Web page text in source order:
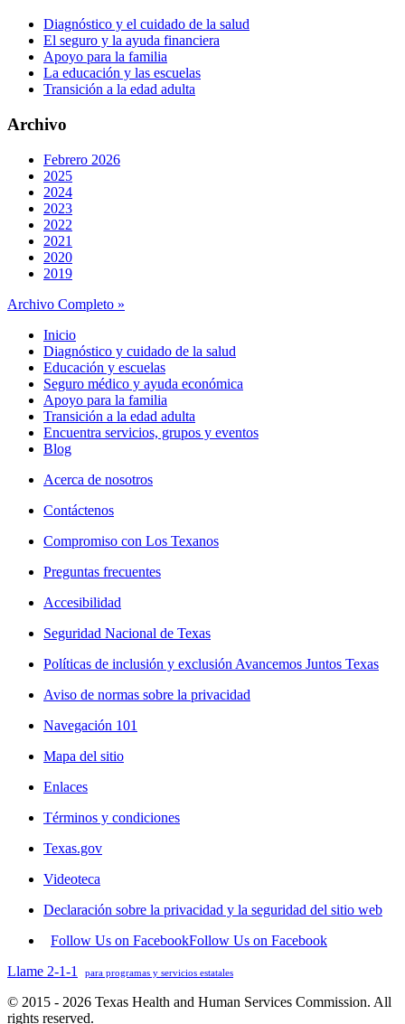
Diagnóstico y el cuidado de la salud
El seguro y la ayuda financiera
Apoyo para la familia
La educación y las escuelas
Transición a la edad adulta
Archivo
Febrero 2026
2025
2024
2023
2022
2021
2020
2019
Archivo Completo »
Inicio
Diagnóstico y cuidado de la salud
Educación y escuelas
Seguro médico y ayuda económica
Apoyo para la familia
Transición a la edad adulta
Encuentra servicios, grupos y eventos
Blog
Acerca de nosotros
Contáctenos
Compromiso con Los Texanos
Preguntas frecuentes
Accesibilidad
Seguridad Nacional de Texas
Políticas de inclusión y exclusión Avancemos Juntos Texas
Aviso de normas sobre la privacidad
Navegación 101
Mapa del sitio
Enlaces
Términos y condiciones
Texas.gov
Videoteca
Declaración sobre la privacidad y la seguridad del sitio web
Follow Us on FacebookFollow Us on Facebook
Llame 2-1-1
para programas y servicios estatales
© 2015 - 2026 Texas Health and Human Services Commission. All
rights reserved.